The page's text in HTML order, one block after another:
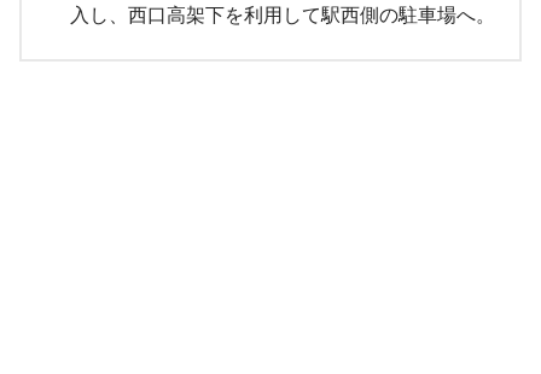
入し、西口高架下を利用して駅西側の駐車場へ。